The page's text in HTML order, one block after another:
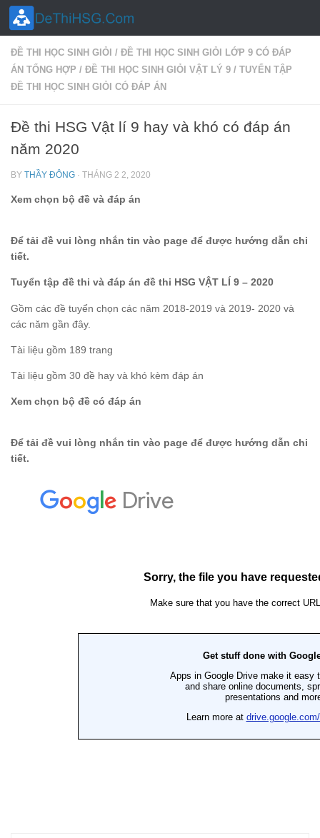
Skip to content
ĐỀ THI HỌC SINH GIỎI / ĐỀ THI HỌC SINH GIỎI LỚP 9 CÓ ĐÁP
ÁN TỔNG HỢP / ĐỀ THI HỌC SINH GIỎI VẬT LÝ 9 / TUYỂN TẬP
ĐỀ THI HỌC SINH GIỎI CÓ ĐÁP ÁN
Đề thi HSG Vật lí 9 hay và khó có đáp án
năm 2020
BY THẦY ĐÔNG · THÁNG 2 2, 2020
Xem chọn bộ đề và đáp án
Để tải đề vui lòng nhắn tin vào page để được hướng dẫn chi
tiết.
Tuyển tập đề thi và đáp án đề thi HSG VẬT LÍ 9 – 2020
Gồm các đề tuyển chọn các năm 2018-2019 và 2019- 2020 và
các năm gần đây.
Tài liệu gồm 189 trang
Tài liệu gồm 30 đề hay và khó kèm đáp án
Xem chọn bộ đề có đáp án
Để tải đề vui lòng nhắn tin vào page để được hướng dẫn chi
tiết.